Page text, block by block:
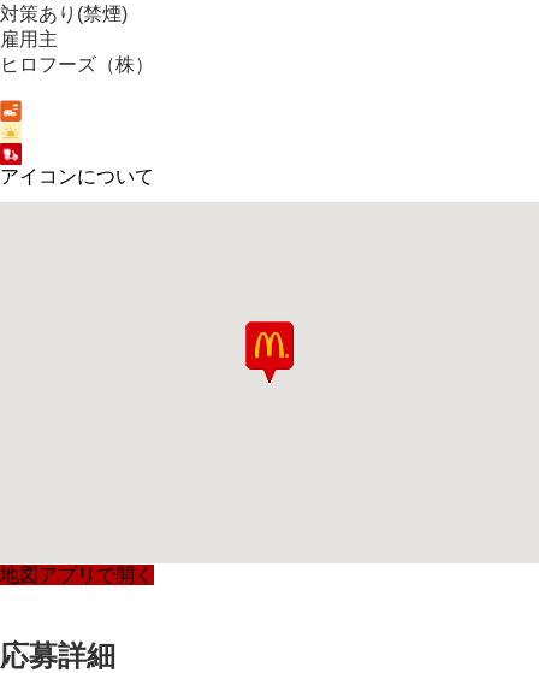
対策あり(禁煙)
雇用主
ヒロフーズ（株）
アイコンについて
地図アプリで開く
応募詳細